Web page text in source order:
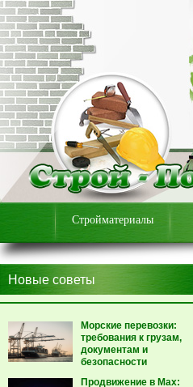
Стройматериалы
Новые советы
Морские перевозки:
требования к грузам,
документам и
безопасности
Продвижение в Max: